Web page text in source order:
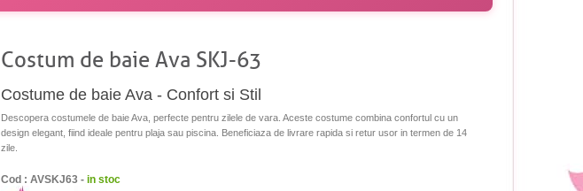
Costum de baie Ava SKJ-63
Costume de baie Ava - Confort si Stil
Descopera costumele de baie Ava, perfecte pentru zilele de vara. Aceste costume combina confortul cu un
design elegant, fiind ideale pentru plaja sau piscina. Beneficiaza de livrare rapida si retur usor in termen de 14
zile.
Cod : AVSKJ63 - in stoc